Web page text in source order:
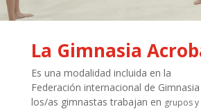
La Gimnasia
Es una modalidad incluida en la
Federación internacional de
los/as gimnastas trabajan en grupos